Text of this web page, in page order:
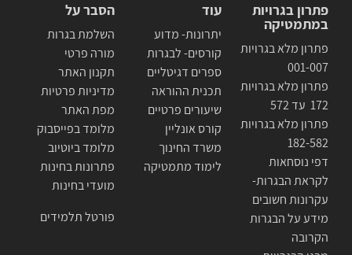
פתרון בגרויות
במתמטיקה
פתרון מלא בגרויות
001-007
פתרון מלא בגרויות
172 עד 572
פתרון מלא בגרויות
182-582
דפי נוסחאות
לקראת הבגרות-
עקרונות חשובים
מידע על הבגרות
הקרובה
עוד
יתרונות- מדוע
קורסים- לבגרות
ספרים דגיטליים
תכנית ההוראה
שיעורים פרטיים
קורס אונליין
משרד החינוך
לימוד מתמטיקה
הסבר על
השלמת בגרות
מורה פרטי
תקנון האתר
מדיניות פרטיות
מפת האתר
מלומד בפייסבוק
מלומד ביוטיוב
פתרונות בחינות
מועדי בחינות
פורטל תלמידים